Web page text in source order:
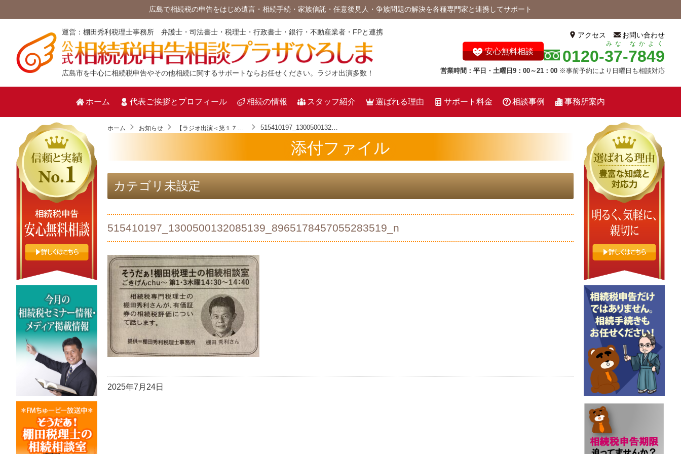
広島で相続税の申告をはじめ遺言・相続手続・家族信託・任意後見人・争族問題の解決を各種専門家と連携してサポート
運営：棚田秀利税理士事務所 弁護士・司法書士・税理士・行政書士・銀行・不動産業者・FPと連携
広島市を中心に相続税申告やその他相続に関するサポートならお任せください。ラジオ出演多数！
アクセス お問い合わせ
安心無料相談 0120-37
みな
-7849
なかよく
営業時間：平日・土曜日9：00～21：00 ※事前予約により日曜日も相談対応
ホーム 代表ご挨拶とプロフィール 相続の情報 スタッフ紹介 選ばれる理由 サポート料金 相談事例 事務所案内
ホーム お知らせ 515410197_1300500132085139_8965178457055283519_n
添付ファイル
カテゴリ未設定
515410197_1300500132085139_8965178457055283519_n
2025年7月24日